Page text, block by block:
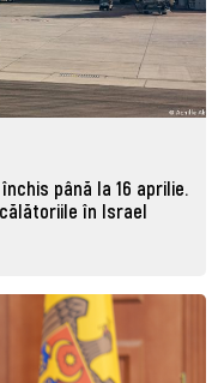
până la 16 aprilie.
în Israel